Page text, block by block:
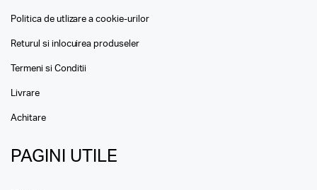
Politica de utlizare a cookie-urilor
Returul si inlocuirea produseler
Termeni si Conditii
Livrare
Achitare
PAGINI UTILE